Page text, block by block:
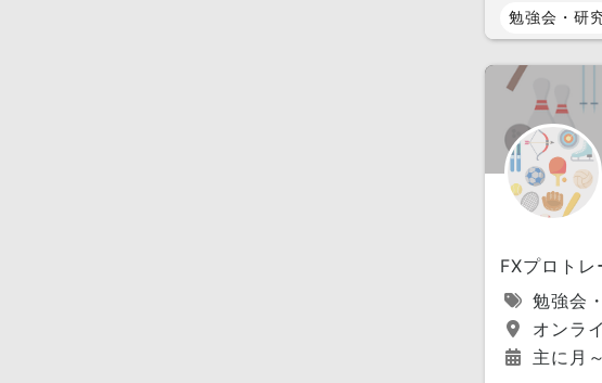
勉強会・研
FXプロト
勉強会
オンラ
主に月